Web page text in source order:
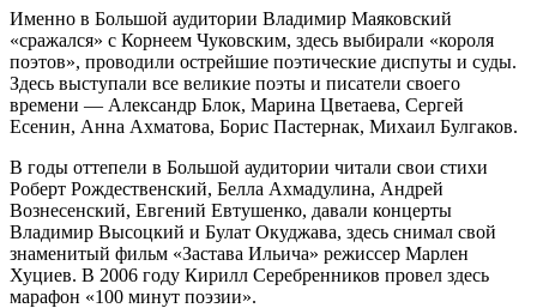
Именно в Большой аудитории Владимир Маяковский
«сражался» с Корнеем Чуковским, здесь выбирали «короля
поэтов», проводили острейшие поэтические диспуты и суды.
Здесь выступали все великие поэты и писатели своего
времени — Александр Блок, Марина Цветаева, Сергей
Есенин, Анна Ахматова, Борис Пастернак, Михаил Булгаков.
В годы оттепели в Большой аудитории читали свои стихи
Роберт Рождественский, Белла Ахмадулина, Андрей
Вознесенский, Евгений Евтушенко, давали концерты
Владимир Высоцкий и Булат Окуджава, здесь снимал свой
знаменитый фильм «Застава Ильича» режиссер Марлен
Хуциев. В 2006 году Кирилл Серебренников провел здесь
марафон «100 минут поэзии».